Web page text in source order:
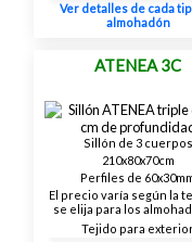
Ver detalles de cada
almohadón
ATENEA 3C
Sillón de 3 cuerpos
210x80x70cm
Perfiles de
El precio varía según la
se elija para los
Tejido para